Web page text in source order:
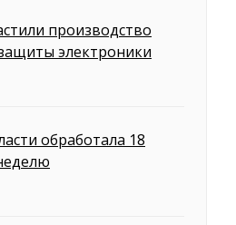
производство
электроники
обработала 18